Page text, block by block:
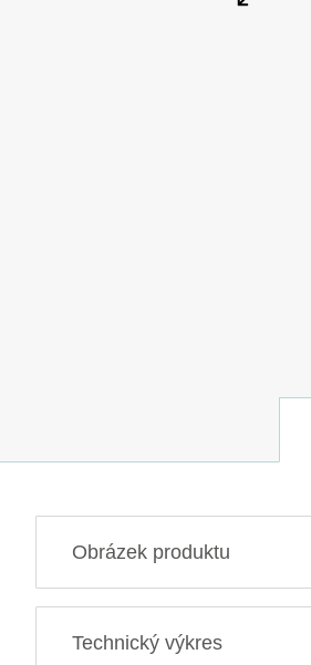
Obrázek produktu
Technický výkres